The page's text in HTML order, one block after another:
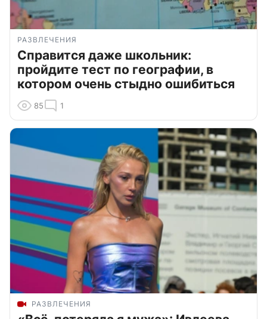
РАЗВЛЕЧЕНИЯ
Справится даже школьник:
пройдите тест по географии, в
котором очень стыдно ошибиться
85 1
РАЗВЛЕЧЕНИЯ